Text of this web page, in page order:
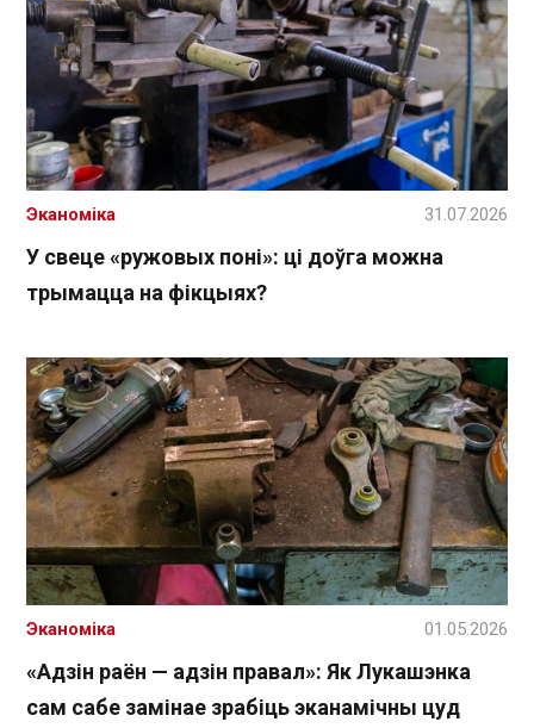
У свеце «ружовых поні»: ці доўга можна
трымацца на фікцыях?
Эканоміка 31.07.2026
«Адзін раён — адзін правал»: Як Лукашэнка
сам сабе замінае зрабіць эканамічны цуд
Эканоміка 01.05.2026